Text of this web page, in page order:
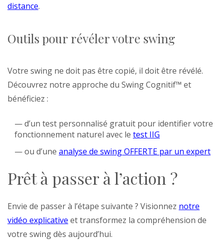
distance.
Outils pour révéler votre swing
Votre swing ne doit pas être copié, il doit être révélé.
Découvrez notre approche du Swing Cognitif™ et
bénéficiez :
— d’un test personnalisé gratuit pour identifier votre
fonctionnement naturel avec le test IIG
— ou d’une analyse de swing OFFERTE par un expert
Prêt à passer à l’action ?
Envie de passer à l’étape suivante ? Visionnez notre
vidéo explicative et transformez la compréhension de
votre swing dès aujourd’hui.